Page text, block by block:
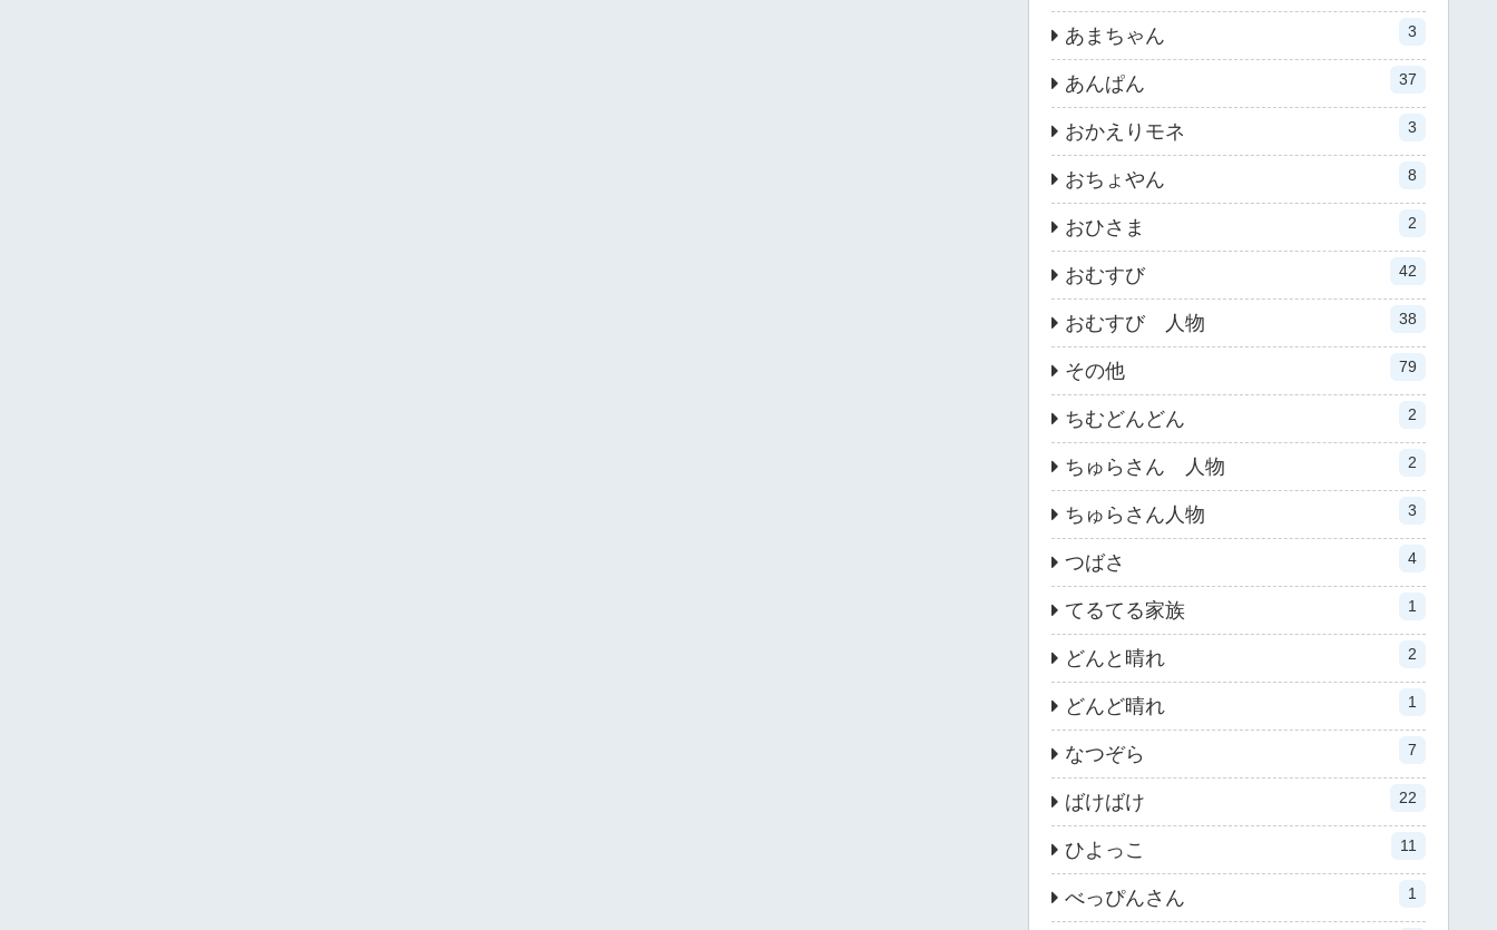
あまちゃん 3
あんぱん 37
おかえりモネ 3
おちょやん 8
おひさま 2
おむすび 42
おむすび 人物 38
その他 79
ちむどんどん 2
ちゅらさん 人物 2
ちゅらさん人物 3
つばさ 4
てるてる家族 1
どんと晴れ 2
どんど晴れ 1
なつぞら 7
ばけばけ 22
ひよっこ 11
べっぴんさん 1